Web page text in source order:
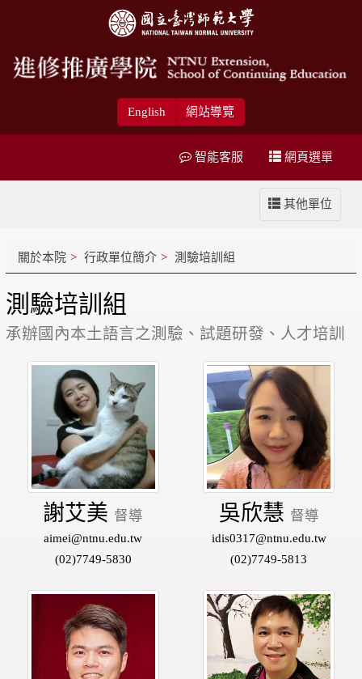
English 網站導覽
網頁選單
智能客服
其他單位
關於本院 行政單位簡介 測驗培訓組
測驗培訓組
承辦國內本土語言之測驗、試題研發、人才培訓
謝艾美 督導
aimei@ntnu.edu.tw
(02)7749-5830
吳欣慧 督導
idis0317@ntnu.edu.tw
(02)7749-5813